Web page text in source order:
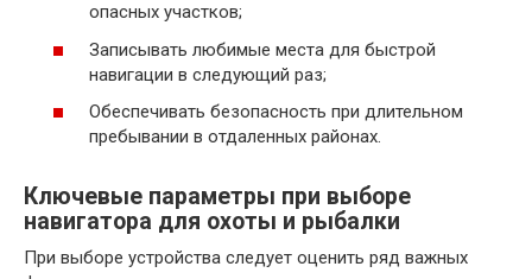
опасных участков;
Записывать любимые места для быстрой
навигации в следующий раз;
Обеспечивать безопасность при длительном
пребывании в отдаленных районах.
Ключевые параметры при выборе
навигатора для охоты и рыбалки
При выборе устройства следует оценить ряд важных